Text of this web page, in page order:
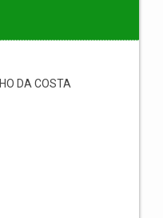
DA COSTA